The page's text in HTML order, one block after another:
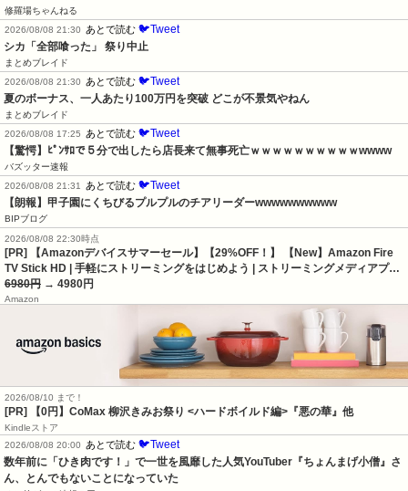
修羅場ちゃんねる
2026/08/08 21:30
あとで読む 🐦Tweet
シカ「全部喰った」 祭り中止
まとめブレイド
2026/08/08 21:30
あとで読む 🐦Tweet
夏のボーナス、一人あたり100万円を突破 どこが不景気やねん
まとめブレイド
2026/08/08 17:25
あとで読む 🐦Tweet
【驚愕】ﾋﾟﾝｻﾛで５分で出したら店長来て無事死亡ｗｗｗｗｗｗｗｗｗｗwwww
バズッター速報
2026/08/08 21:31
あとで読む 🐦Tweet
【朗報】甲子園にくちびるプルプルのチアリーダーwwwwwwwwww
BIPブログ
2026/08/08 22:30時点
[PR] 【Amazonデバイスサマーセール】【29%OFF！】 【New】Amazon Fire
TV Stick HD | 手軽にストリーミングをはじめよう | ストリーミングメディアプ…
6980円 → 4980円
Amazon
2026/08/10 まで！
[PR] 【0円】CoMax 柳沢きみお祭り <ハードボイルド編>『悪の華』他
Kindleストア
2026/08/08 20:00
あとで読む 🐦Tweet
数年前に「ひき肉です！」で一世を風靡した人気YouTuber『ちょんまげ小僧』さ
ん、とんでもないことになっていた